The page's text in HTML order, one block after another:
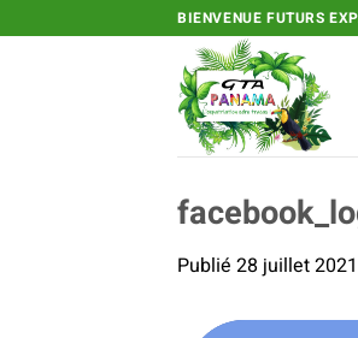
au
BIENVENUE FUTURS
Publié 28 juillet 2021